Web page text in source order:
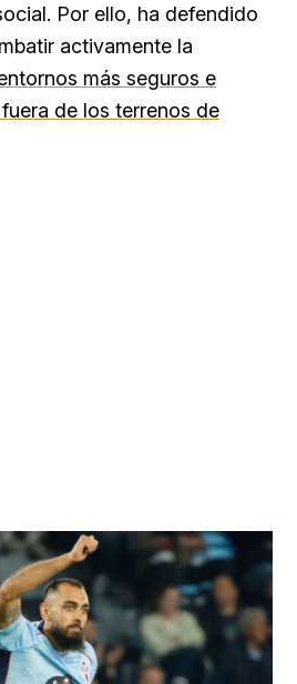
Por ello, ha defendido
activamente la
más seguros e
de los terrenos de